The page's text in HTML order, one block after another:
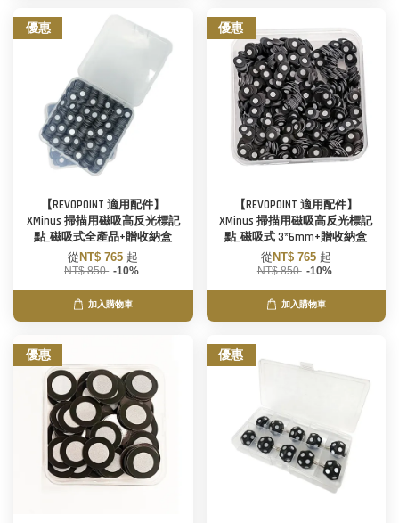
優惠
【REVOPOINT 適用配件】
XMinus 掃描用磁吸高反光標記
點_磁吸式全產品+贈收納盒
從NT$ 765 起
NT$ 850 -10%
加入購物車
優惠
【REVOPOINT 適用配件】
XMinus 掃描用磁吸高反光標記
點_磁吸式 3*6mm+贈收納盒
從NT$ 765 起
NT$ 850 -10%
加入購物車
優惠 優惠